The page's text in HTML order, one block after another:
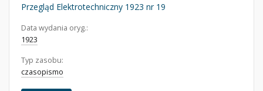
Przegląd Elektrotechniczny 1923 nr 19
Data wydania oryg.:
1923
Typ zasobu:
czasopismo